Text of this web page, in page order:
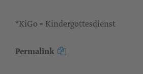
*KiGo = Kindergottesdienst
Permalink